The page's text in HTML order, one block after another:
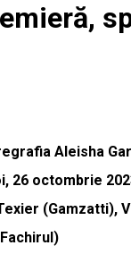
Aleisha
26 octombrie
(Gamzatti),